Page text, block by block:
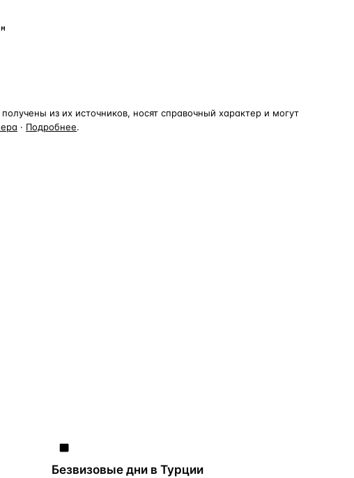
из их источников, носят справочный характер и могут
· Подробнее.
Безвизовые дни в Турции